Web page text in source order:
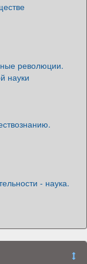
революции.
науки
- наука.